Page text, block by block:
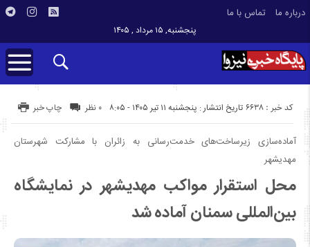
درباره ما تماس با ما
پنجشنبه, ۱۵ مرداد , ۱۴۰۵
تاریخ انتشار : پنجشنبه ۱۱ تیر ۱۴۰۵ - ۸:۰۵ کد خبر : 6638 چاپ خبر ۰ نظر
آماده‌سازی زیرساخت‌های خدمت‌رسانی به زائران با مشارکت شهرستان
مهدیشهر
محل استقرار مواکب مهدیشهر در نمایشگاه
بین‌المللی سمنان آماده شد